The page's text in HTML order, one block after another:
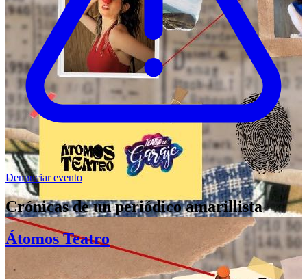
Denunciar evento
Crónicas de un periódico amarillista
Átomos Teatro